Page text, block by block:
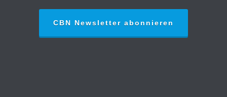
CBN Newsletter abonnieren